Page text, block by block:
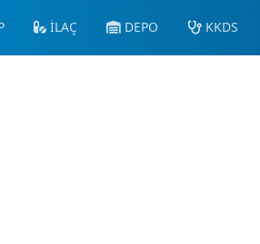
İLAÇ DEPO KKDS